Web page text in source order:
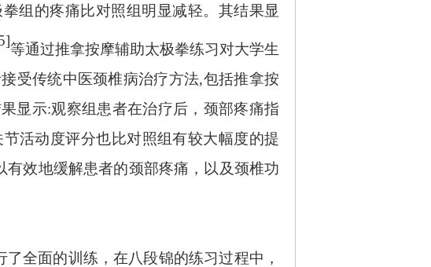
拳组的疼痛比对照组明显减轻。其结果显
等通过推拿按摩辅助太极拳练习对大学生
受传统中医颈椎病治疗方法,包括推拿按
显示:观察组患者在治疗后，颈部疼痛指
活动度评分也比对照组有较大幅度的提
效地缓解患者的颈部疼痛，以及颈椎功
全面的训练，在八段锦的练习过程中，